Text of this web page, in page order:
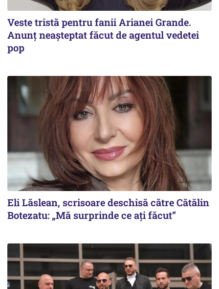
Veste tristă pentru fanii Arianei Grande.
Anunț neașteptat făcut de agentul vedetei
pop
Eli Lăslean, scrisoare deschisă către Cătălin
Botezatu: „Mă surprinde ce ați făcut”